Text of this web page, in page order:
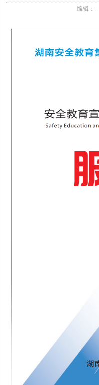
迎变”开启新增长
• 2026国内软文
编辑：